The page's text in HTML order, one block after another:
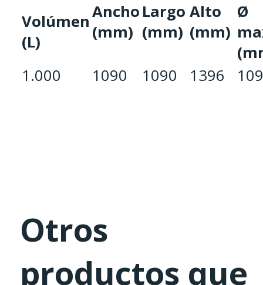
Volúmen
(L)
Ancho
(mm)
Largo
(mm)
Alto
(mm)
Ø
1.000
1090 1090 1396
Otros
productos que